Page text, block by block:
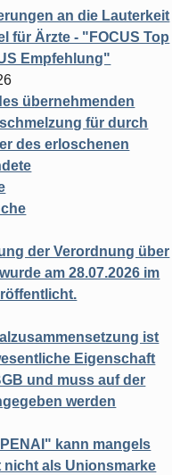
an die Lauterkeit
für Ärzte - "FOCUS Top
Empfehlung"
übernehmenden
für durch
des erloschenen
der Verordnung über
am 28.07.2026 im
ist
Eigenschaft
und muss auf der
werden
kann mangels
als Unionsmarke